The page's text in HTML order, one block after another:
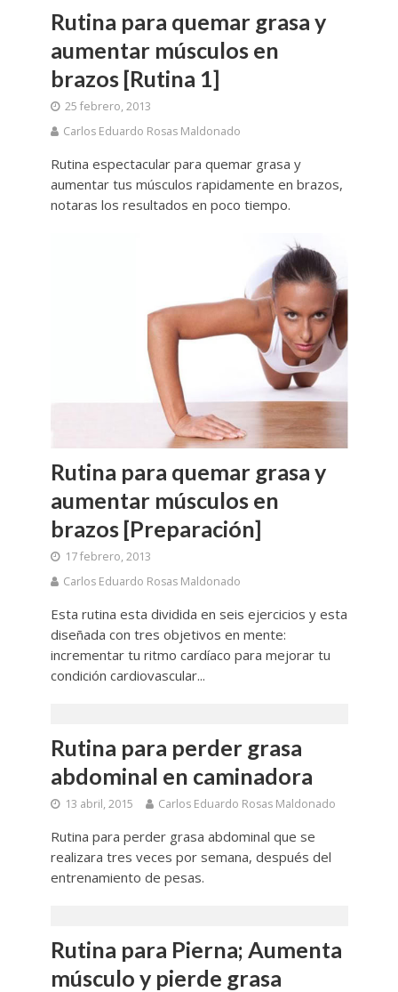
Rutina para quemar grasa y
aumentar músculos en
brazos [Rutina 1]
25 febrero, 2013
Carlos Eduardo Rosas Maldonado
Rutina espectacular para quemar grasa y
aumentar tus músculos rapidamente en brazos,
notaras los resultados en poco tiempo.
Rutina para quemar grasa y
aumentar músculos en
brazos [Preparación]
17 febrero, 2013
Carlos Eduardo Rosas Maldonado
Esta rutina esta dividida en seis ejercicios y esta
diseñada con tres objetivos en mente:
incrementar tu ritmo cardíaco para mejorar tu
condición cardiovascular...
Rutina para perder grasa
abdominal en caminadora
13 abril, 2015 Carlos Eduardo Rosas Maldonado
Rutina para perder grasa abdominal que se
realizara tres veces por semana, después del
entrenamiento de pesas.
Rutina para Pierna; Aumenta
músculo y pierde grasa